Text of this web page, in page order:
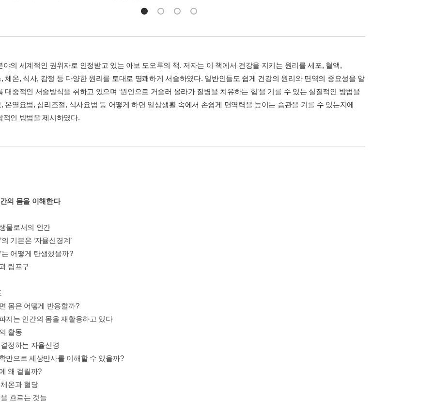
야의 세계적인 권위자로 인정받고 있는 아보 도오루의 책. 저자는 이 책에서 건강을 지키는 원리를 세포, 혈액,
체온, 식사, 감정 등 다양한 원리를 토대로 명쾌하게 서술하였다. 일반인들도 쉽게 건강의 원리와 면역의 중요성을 알
대중적인 서술방식을 취하고 있으며 ‘원인으로 거슬러 올라가 질병을 치유하는 힘’을 기를 수 있는 실질적인 방법을
온열요법, 심리조절, 식사요법 등 어떻게 하면 일상생활 속에서 손쉽게 면역력을 높이는 습관을 기를 수 있는지에
적인 방법을 제시하였다.
의 몸을 이해한다
물로서의 인간
의 기본은 ‘자율신경계’
는 어떻게 탄생했을까?
림프구
몸은 어떻게 반응할까?
지는 인간의 몸을 재활용하고 있다
활동
정하는 자율신경
만으로 세상만사를 이해할 수 있을까?
왜 걸릴까?
온과 혈당
흐르는 것들